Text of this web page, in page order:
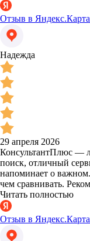
Отзыв в
Надежда
29 апреля 2026
КонсультантПлюс —
поиск, отличный
напоминает о важном.
чем сравнивать.
Читать полностью
Отзыв в